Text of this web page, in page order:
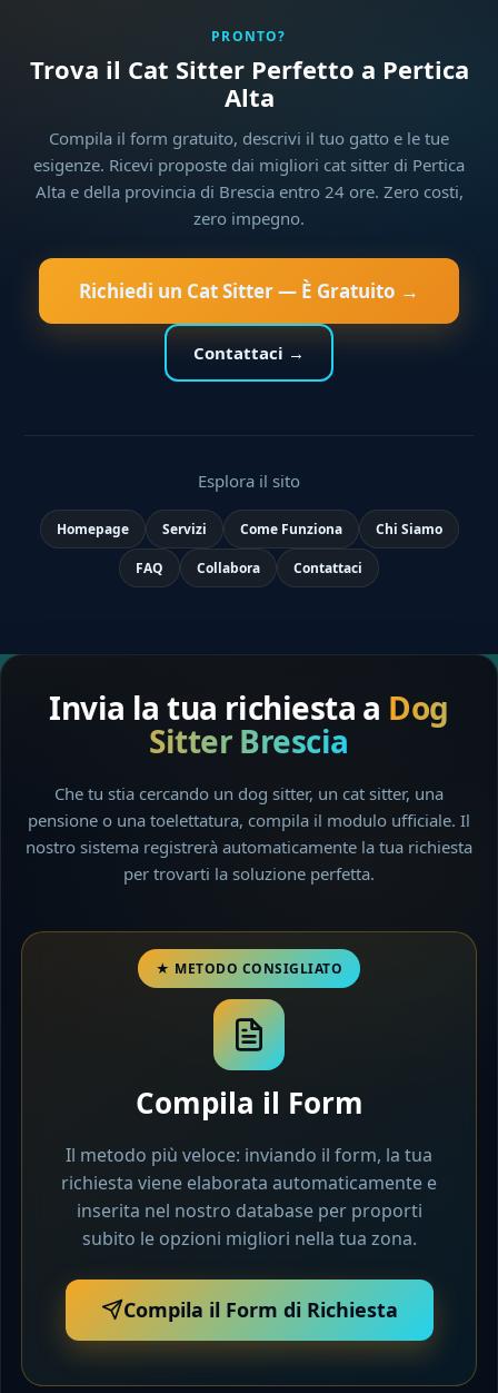
PRONTO?
Trova il Cat Sitter Perfetto a Pertica
Alta
Compila il form gratuito, descrivi il tuo gatto e le tue
esigenze. Ricevi proposte dai migliori cat sitter di Pertica
Alta e della provincia di Brescia entro 24 ore. Zero costi,
zero impegno.
Richiedi un Cat Sitter — È Gratuito →
Contattaci →
Esplora il sito
Homepage Servizi Come Funziona Chi Siamo
FAQ Collabora Contattaci
Invia la tua richiesta a Dog
Sitter Brescia
Che tu stia cercando un dog sitter, un cat sitter, una
pensione o una toelettatura, compila il modulo ufficiale. Il
nostro sistema registrerà automaticamente la tua richiesta
per trovarti la soluzione perfetta.
Compila il Form
Il metodo più veloce: inviando il form, la tua
richiesta viene elaborata automaticamente e
inserita nel nostro database per proporti
subito le opzioni migliori nella tua zona.
Compila il Form di Richiesta